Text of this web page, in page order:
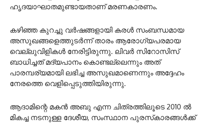
ഹൃദയാഘാതമുണ്ടായതാണ് മരണകാരണം.
കഴിഞ്ഞ കുറച്ചു വര്‍ഷങ്ങളായി കരള്‍ സംബന്ധമായ
അസുഖങ്ങളെത്തുടര്‍ന്ന് താരം ആരോഗ്യപരമായ
വെല്ലുവിളികള്‍ നേരിട്ടിരുന്നു. ലിവര്‍ സിറോസിസ്
ബാധിച്ചത് മദ്യപാനം കൊണ്ടല്ലെന്നും അത്
പാരമ്പര്യമായി ലഭിച്ച അസുഖമാണെന്നും അദ്ദേഹം
നേരത്തെ വെളിപ്പെടുത്തിയിരുന്നു.
ആദാമിന്റെ മകന്‍ അബു എന്ന ചിത്രത്തിലൂടെ 2010 ല്‍
മികച്ച നടനുള്ള ദേശീയ, സംസ്ഥാന പുരസ്‌കാരങ്ങള്‍ക്ക്